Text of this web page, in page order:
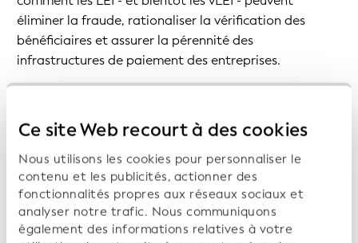
Ce site Web recourt à des cookies
Nous utilisons les cookies pour personnaliser le
contenu et les publicités, actionner des
fonctionnalités propres aux réseaux sociaux et
analyser notre trafic. Nous communiquons
également des informations relatives à votre
éliminer la fraude, rationaliser la vérification des
bénéficiaires et assurer la pérennité des
infrastructures de paiement des entreprises.
l'évolution des paiements, les défis auxquels sont
confrontés les trésoriers d'entreprise dans le cadre des
transactions transfrontalières et les raisons pour
lesquelles un identifiant mondial normalisé est
essentiel pour instaurer la confiance au sein des
écosystèmes financiers. Alors que l'UE s'oriente vers
une vérification obligatoire du bénéficiaire d'ici